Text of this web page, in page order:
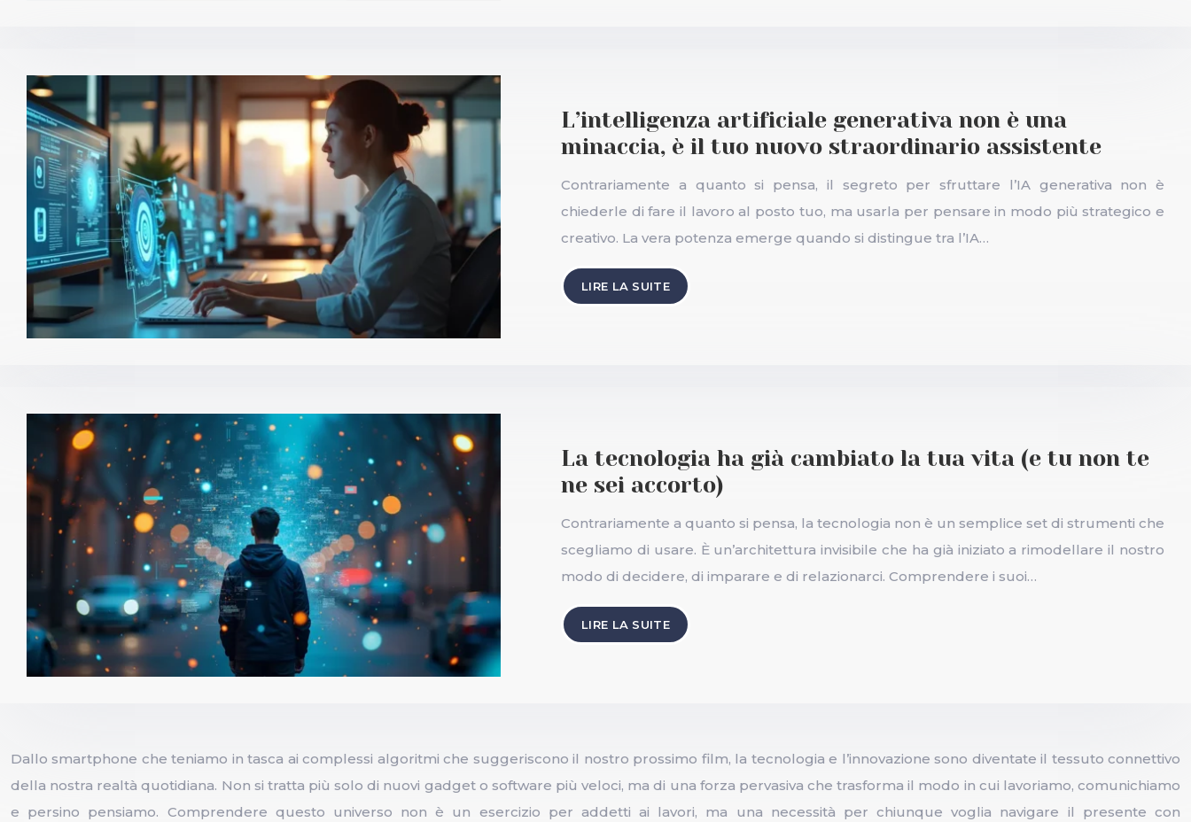
L’intelligenza artificiale generativa non è una
minaccia, è il tuo nuovo straordinario assistente
Contrariamente a quanto si pensa, il segreto per sfruttare l’IA generativa non è
chiederle di fare il lavoro al posto tuo, ma usarla per pensare in modo più strategico e
creativo. La vera potenza emerge quando si distingue tra l’IA…
LIRE LA SUITE
La tecnologia ha già cambiato la tua vita (e tu non te
ne sei accorto)
Contrariamente a quanto si pensa, la tecnologia non è un semplice set di strumenti che
scegliamo di usare. È un’architettura invisibile che ha già iniziato a rimodellare il nostro
modo di decidere, di imparare e di relazionarci. Comprendere i suoi…
LIRE LA SUITE
Dallo smartphone che teniamo in tasca ai complessi algoritmi che suggeriscono il nostro prossimo film, la tecnologia e l’innovazione sono diventate il tessuto connettivo
della nostra realtà quotidiana. Non si tratta più solo di nuovi gadget o software più veloci, ma di una forza pervasiva che trasforma il modo in cui lavoriamo, comunichiamo
e persino pensiamo. Comprendere questo universo non è un esercizio per addetti ai lavori, ma una necessità per chiunque voglia navigare il presente con